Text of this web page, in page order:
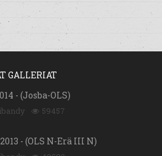
GALLERIAT
- (Josba-OLS)
59457
- (OLS N-Erä III N)